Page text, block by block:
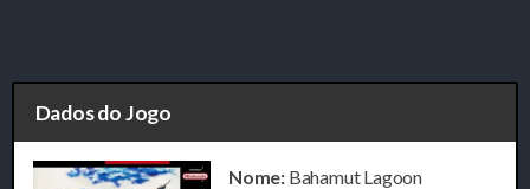
Dados do Jogo
Nome: Bahamut Lagoon